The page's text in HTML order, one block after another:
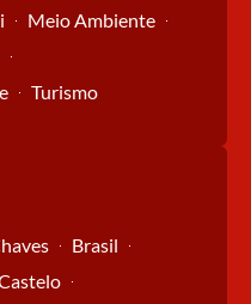
Meio Ambiente
Turismo
Brasil